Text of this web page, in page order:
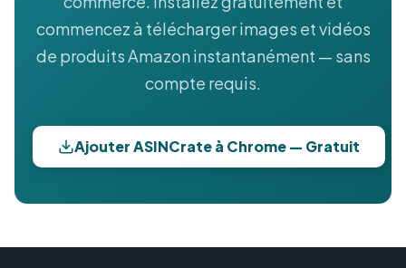
commencez à télécharger images et vidéos
de produits Amazon instantanément — sans
compte requis.
Ajouter ASINCrate à Chrome — Gratuit